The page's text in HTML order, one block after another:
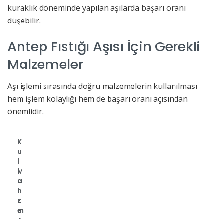
kuraklık döneminde yapılan aşılarda başarı oranı
düşebilir.
Antep Fıstığı Aşısı İçin Gerekli
Malzemeler
Aşı işlemi sırasında doğru malzemelerin kullanılması
hem işlem kolaylığı hem de başarı oranı açısından
önemlidir.
M
a
l
z
e
K
u
l
l
a
n
ı
m